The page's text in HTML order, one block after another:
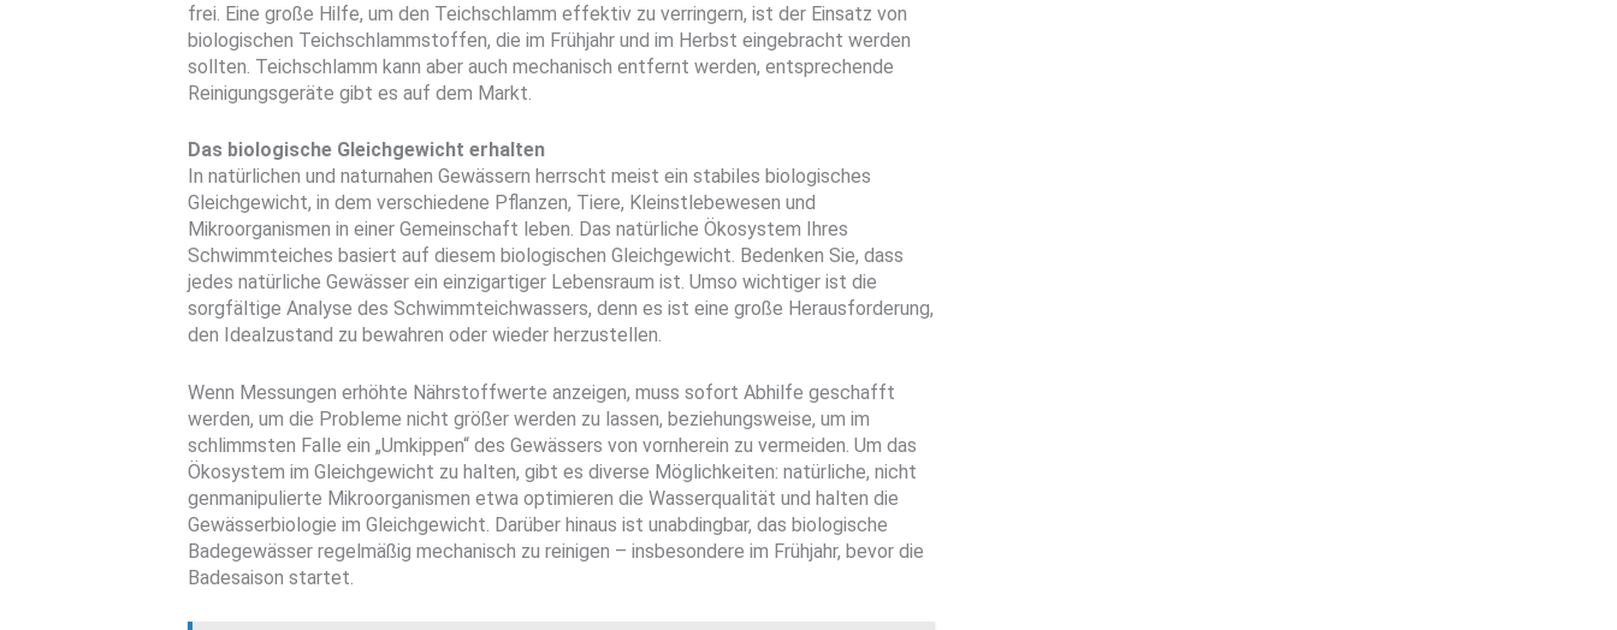
frei. Eine große Hilfe, um den Teichschlamm effektiv zu verringern, ist der Einsatz von
biologischen Teichschlammstoffen, die im Frühjahr und im Herbst eingebracht werden
sollten. Teichschlamm kann aber auch mechanisch entfernt werden, entsprechende
Reinigungsgeräte gibt es auf dem Markt.
Das biologische Gleichgewicht erhalten
In natürlichen und naturnahen Gewässern herrscht meist ein stabiles biologisches
Gleichgewicht, in dem verschiedene Pflanzen, Tiere, Kleinstlebewesen und
Mikroorganismen in einer Gemeinschaft leben. Das natürliche Ökosystem Ihres
Schwimmteiches basiert auf diesem biologischen Gleichgewicht. Bedenken Sie, dass
jedes natürliche Gewässer ein einzigartiger Lebensraum ist. Umso wichtiger ist die
sorgfältige Analyse des Schwimmteichwassers, denn es ist eine große Herausforderung,
den Idealzustand zu bewahren oder wieder herzustellen.
Wenn Messungen erhöhte Nährstoffwerte anzeigen, muss sofort Abhilfe geschafft
werden, um die Probleme nicht größer werden zu lassen, beziehungsweise, um im
schlimmsten Falle ein „Umkippen“ des Gewässers von vornherein zu vermeiden. Um das
Ökosystem im Gleichgewicht zu halten, gibt es diverse Möglichkeiten: natürliche, nicht
genmanipulierte Mikroorganismen etwa optimieren die Wasserqualität und halten die
Gewässerbiologie im Gleichgewicht. Darüber hinaus ist unabdingbar, das biologische
Badegewässer regelmäßig mechanisch zu reinigen – insbesondere im Frühjahr, bevor die
Badesaison startet.